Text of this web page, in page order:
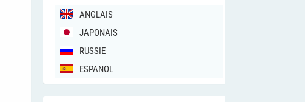
ANGLAIS
JAPONAIS
RUSSIE
ESPANOL